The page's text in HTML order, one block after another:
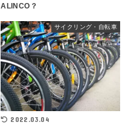
ALINCO？
サイクリング・自転車
2022.03.04